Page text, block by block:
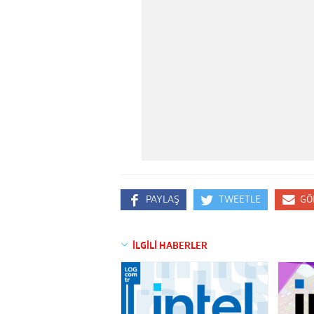
PAYLAŞ TWEETLE
İLGİLİ HABERLER